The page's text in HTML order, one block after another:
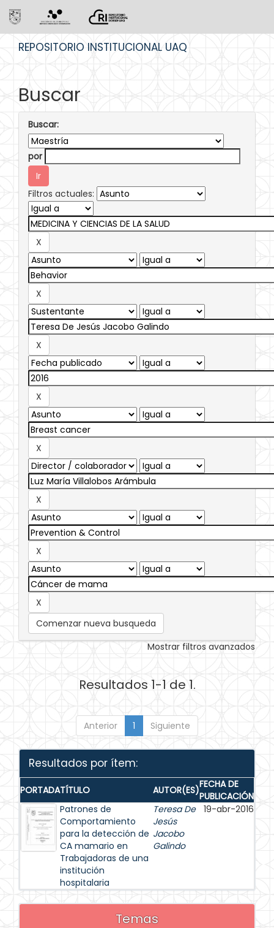
REPOSITORIO INSTITUCIONAL UAQ
Buscar
Buscar:
por
Filtros actuales:
Comenzar nueva busqueda
Mostrar filtros avanzados
Resultados 1-1 de 1.
Anterior 1 Siguiente
Resultados por ítem:
PORTADATÍTULO AUTOR(ES)FECHA DE
PUBLICACIÓN
Patrones de
Comportamiento
para la detección de
CA mamario en
Trabajadoras de una
institución
hospitalaria
Teresa De
Jesús
Jacobo
Galindo
19-abr-2016
Temas